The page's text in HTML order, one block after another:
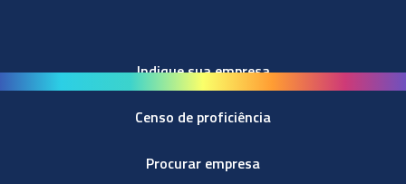
Indique sua empresa
Censo de proficiência
Procurar empresa